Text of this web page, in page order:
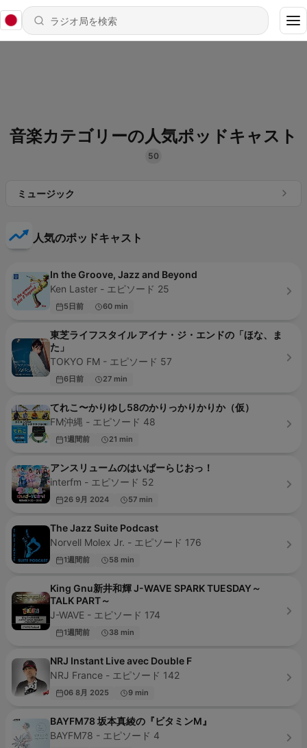
音楽カテゴリーの人気ポッドキャスト
50
ミュージック
人気のポッドキャスト
In the Groove, Jazz and Beyond
Ken Laster - エピソード 25
5日前 60 min
東芝ライフスタイル アイナ・ジ・エンドの「ほな、ま
た」
TOKYO FM - エピソード 57
6日前 27 min
てれこ〜かりゆし58のかりっかりかりか（仮）
FM沖縄 - エピソード 48
1週間前 21 min
アンスリュームのはいぱーらじおっ！
interfm - エピソード 52
26 9月 2024 57 min
The Jazz Suite Podcast
Norvell Molex Jr. - エピソード 176
1週間前 58 min
King Gnu新井和輝 J-WAVE SPARK TUESDAY～
TALK PART～
J-WAVE - エピソード 174
1週間前 38 min
NRJ Instant Live avec Double F
NRJ France - エピソード 142
06 8月 2025 9 min
BAYFM78 坂本真綾の『ビタミンM』
BAYFM78 - エピソード 4